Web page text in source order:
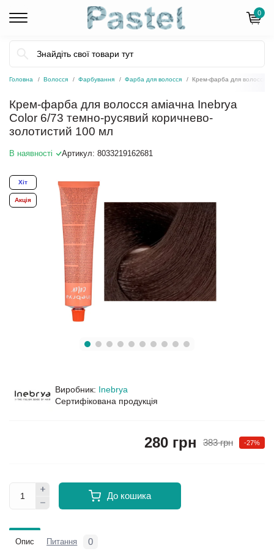
0
Головна Волосся Фарбування Фарба для волосся Крем-фарба для волосся
Крем-фарба для волосся аміачна Inebrya
Color 6/73 темно-русявий коричнево-
золотистий 100 мл
В наявності Артикул: 8033219162681
Хіт
Акція
Виробник: Inebrya
Сертифікована продукція
383 грн -27%
280 грн
До кошика
Опис Питання 0